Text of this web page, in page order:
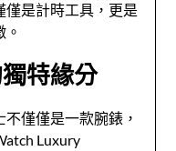
僅是計時工具，更是
特緣分
僅僅是一款腕錶，
Luxury